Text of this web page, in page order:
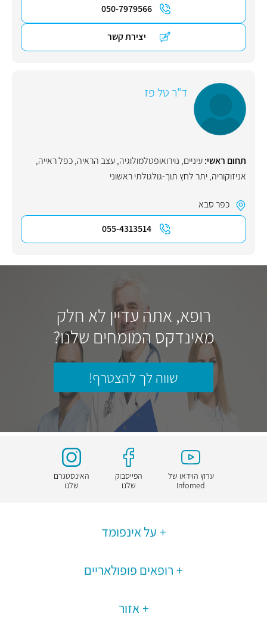
050-7979566
יצירת קשר
ד"ר טל פז
תחום ראשי:עיניים, נוירואופטלמולוגיה,עצב הראיה,כפל ראייה,
אניזוקוריה,יתר לחץ תוך-גולגולתי ראשוני
כפר סבא
055-4313514
רופא, אתה עדיין לא חלק
מאינדקס המומחים שלנו?
שווה לך להצטרף!
ערוץ הוידאו של
Infomed
הפייסבוק
שלנו
האינסטגרם
שלנו
על אינפומד
רופאים פופולאריים
אזור